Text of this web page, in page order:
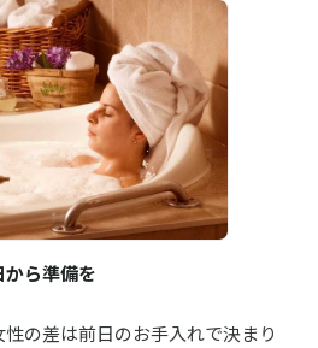
ら準備を
の差は前日のお手入れで決まり